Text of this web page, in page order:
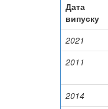
Дата
випуску
2021
2011
2014